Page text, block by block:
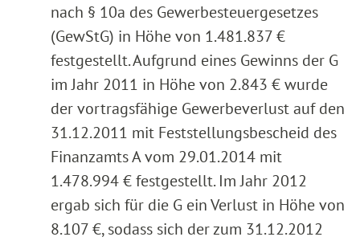
nach § 10a des Gewerbesteuergesetzes
(GewStG) in Höhe von 1.481.837 €
festgestellt. Aufgrund eines Gewinns der G
im Jahr 2011 in Höhe von 2.843 € wurde
der vortragsfähige Gewerbeverlust auf den
31.12.2011 mit Feststellungsbescheid des
Finanzamts A vom 29.01.2014 mit
1.478.994 € festgestellt. Im Jahr 2012
ergab sich für die G ein Verlust in Höhe von
8.107 €, sodass sich der zum 31.12.2012